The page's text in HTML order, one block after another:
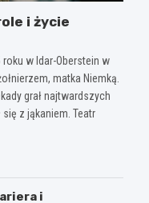
i życie
w Idar-Oberstein w
matka Niemką.
grał najtwardszych
z jąkaniem. Teatr
i